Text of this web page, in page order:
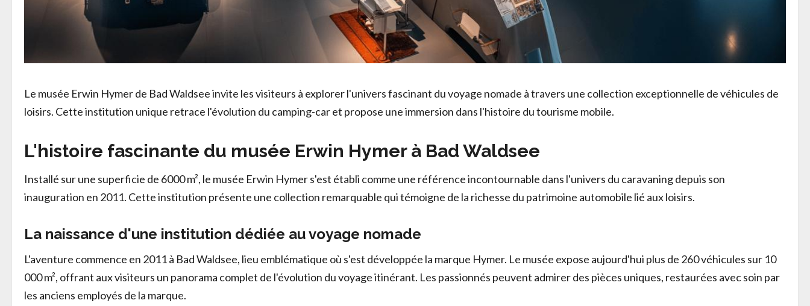
Le musée Erwin Hymer de Bad Waldsee invite les visiteurs à explorer l'univers fascinant du voyage nomade à travers une collection exceptionnelle de véhicules de
loisirs. Cette institution unique retrace l'évolution du camping-car et propose une immersion dans l'histoire du tourisme mobile.
L'histoire fascinante du musée Erwin Hymer à Bad Waldsee
Installé sur une superficie de 6000 m², le musée Erwin Hymer s'est établi comme une référence incontournable dans l'univers du caravaning depuis son
inauguration en 2011. Cette institution présente une collection remarquable qui témoigne de la richesse du patrimoine automobile lié aux loisirs.
La naissance d'une institution dédiée au voyage nomade
L'aventure commence en 2011 à Bad Waldsee, lieu emblématique où s'est développée la marque Hymer. Le musée expose aujourd'hui plus de 260 véhicules sur 10
000 m², offrant aux visiteurs un panorama complet de l'évolution du voyage itinérant. Les passionnés peuvent admirer des pièces uniques, restaurées avec soin par
les anciens employés de la marque.